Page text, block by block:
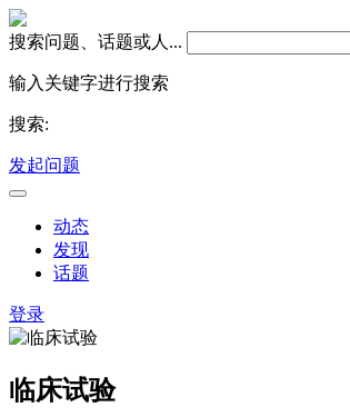
搜索问题、话题或人...
输入关键字进行搜索
搜索:
发起问题
动态
发现
话题
登录
临床试验